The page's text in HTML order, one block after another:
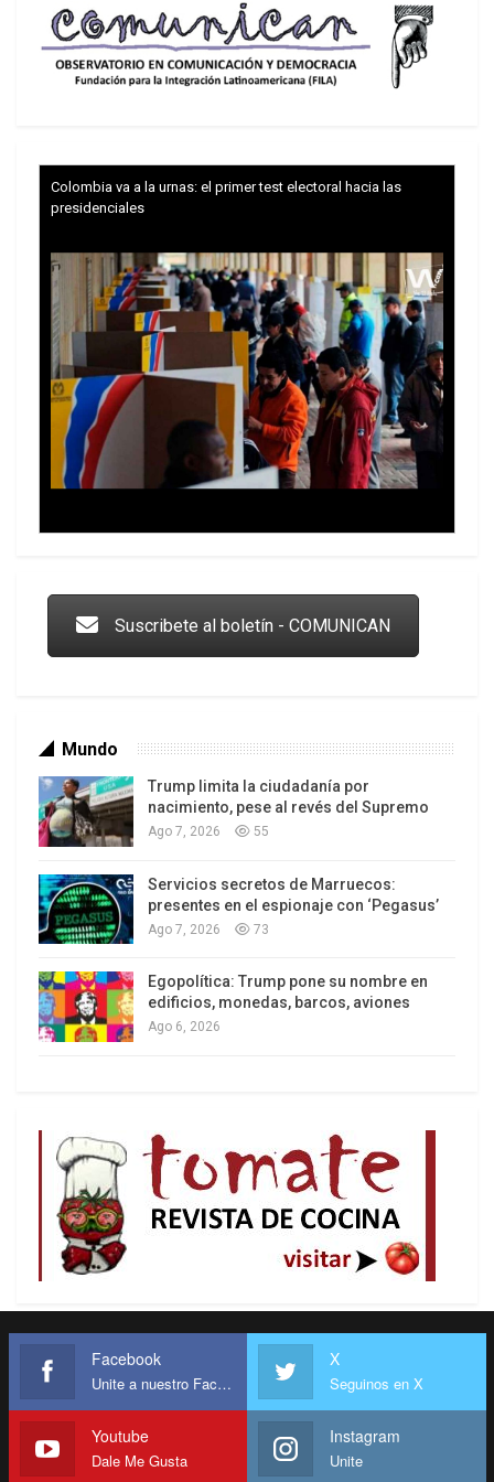
El 28 de febrero, Israel y Estados Unidos lanzaron
ataques conjuntos contra Teherán y otras
israelíes y estadounidenses en la región,
endureció el control del estrecho de Ormuz y
o afiliadas a Israel y Estados Unidos.
Colombia va a la urnas: el primer test electoral hacia las
presidenciales
Los latinos le van dando la espalda a Trump
Suscribete al boletín - COMUNICAN
Mundo
Trump limita la ciudadanía por
nacimiento, pese al revés del Supremo
Ago 7, 2026 55
Servicios secretos de Marruecos:
presentes en el espionaje con ‘Pegasus’
Ago 7, 2026 73
Egopolítica: Trump pone su nombre en
edificios, monedas, barcos, aviones
Ago 6, 2026
Facebook
Unite a nuestro Facebook
X
Seguinos en X
Youtube
Dale Me Gusta
Instagram
Unite